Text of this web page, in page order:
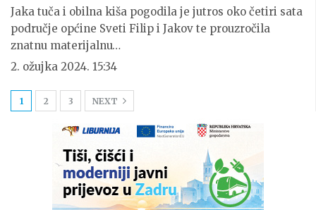
Jaka tuča i obilna kiša pogodila je jutros oko četiri sata
područje općine Sveti Filip i Jakov te prouzročila
znatnu materijalnu…
2. ožujka 2024. 15:34
1 2 3 NEXT